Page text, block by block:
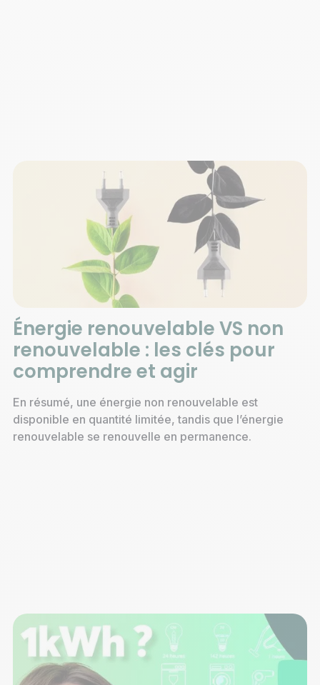
Énergie renouvelable VS non
renouvelable : les clés pour
comprendre et agir
En résumé, une énergie non renouvelable est
disponible en quantité limitée, tandis que l’énergie
renouvelable se renouvelle en permanence.